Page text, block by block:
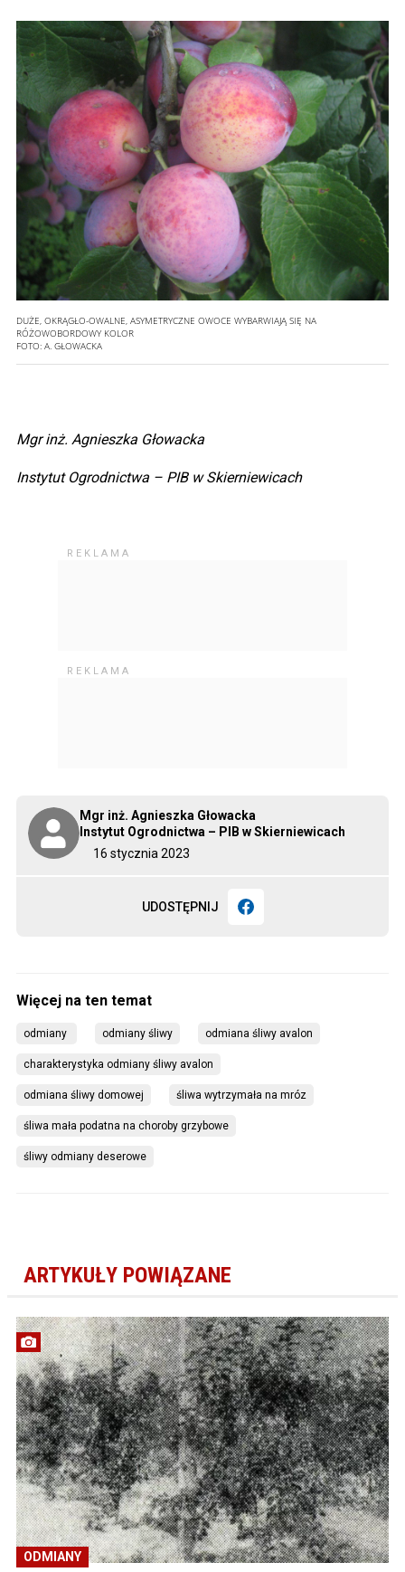
16 stycznia 2023
Mgr inż. Agnieszka Głowacka
Instytut Ogrodnictwa – PIB w Skierniewicach
UDOSTĘPNIJ
DUŻE, OKRĄGŁO-OWALNE, ASYMETRYCZNE OWOCE WYBARWIAJĄ SIĘ NA
RÓŻOWOBORDOWY KOLOR
FOTO: A. GŁOWACKA
Mgr inż. Agnieszka Głowacka
Instytut Ogrodnictwa – PIB w Skierniewicach
odmiany odmiany śliwy odmiana śliwy avalon
charakterystyka odmiany śliwy avalon
odmiana śliwy domowej śliwa wytrzymała na mróz
śliwa mała podatna na choroby grzybowe
śliwy odmiany deserowe
ARTYKUŁY POWIĄZANE
ODMIANY